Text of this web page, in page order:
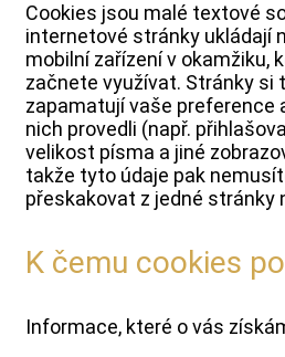
Cookies jsou malé textové
internetové stránky ukládají
mobilní zařízení v okamžiku,
začnete využívat. Stránky si
zapamatují vaše preference
nich provedli (např.
velikost písma a jiné
takže tyto údaje pak
přeskakovat z jedné stránky
K čemu cookies
Informace, které o vás